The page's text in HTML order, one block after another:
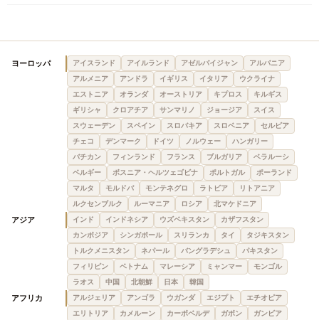
ヨーロッパ アイスランド アイルランド アゼルバイジャン
アルバニア
アルメニア
アンドラ イギリス イタリア
ウクライナ
エストニア
オランダ オーストリア キプロス
キルギス
ギリシャ
クロアチア サンマリノ ジョージア
スイス
スウェーデン
スペイン スロバキア スロベニア
セルビア
チェコ
デンマーク ドイツ ノルウェー
ハンガリー
バチカン
フィンランド フランス ブルガリア
ベラルーシ
ベルギー
ボスニア・ヘルツェゴビナ ポルトガル
ポーランド
マルタ
モルドバ モンテネグロ ラトビア
リトアニア
ルクセンブルク
ルーマニア ロシア 北マケドニア
アジア インド インドネシア ウズベキスタン
カザフスタン
カンボジア
シンガポール スリランカ タイ
タジキスタン
トルクメニスタン
ネパール バングラデシュ
パキスタン
フィリピン
ベトナム マレーシア ミャンマー
モンゴル
ラオス
中国 北朝鮮 日本 韓国
アフリカ アルジェリア アンゴラ ウガンダ エジプト
エチオピア
エリトリア
カメルーン カーボベルデ ガボン
ガンビア